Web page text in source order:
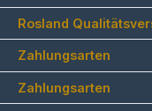
Rosland
Zahlungsarten
Zahlungsarten